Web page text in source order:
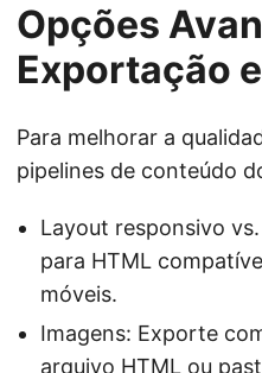
Opções
Exportação
Para melhorar a
pipelines de conteúdo
Layout responsivo
para HTML
móveis.
Imagens: Exporte
arquivo HTML ou